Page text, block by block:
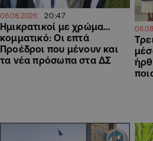
06.08.2026 20:47
Ημικρατικοί με χρώμα…
κομματικό: Οι επτά
Προέδροι που μένουν και
τα νέα πρόσωπα στα ΔΣ